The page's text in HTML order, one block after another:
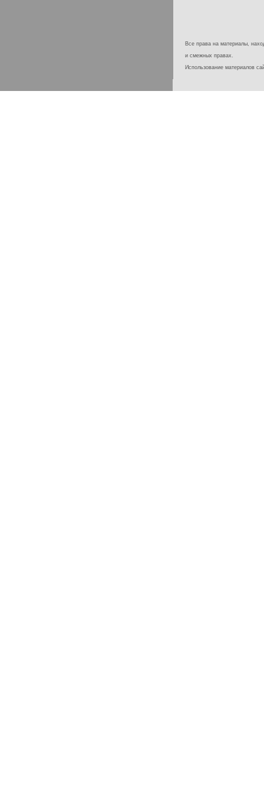
Все права на материалы,
и смежных правах.
Использование материалов